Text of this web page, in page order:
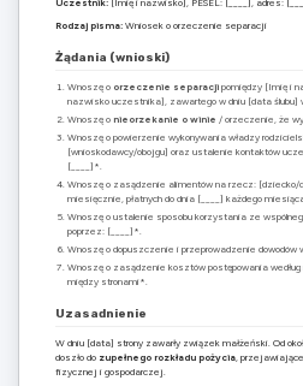
Rodzaj pisma: Wniosek o orzeczenie separacji
Żądania (wnioski)
Wnoszę o orzeczenie separacji pomiędzy [Imię i
nazwisko uczestnika], zawartego w dniu [data ślubu]
Wnoszę o nieorzekanie o winie / orzeczenie, że
Wnoszę o powierzenie wykonywania władzy
[wnioskodawcy/obojgu] oraz ustalenie kontaktów
[____]*.
Wnoszę o zasądzenie alimentów na rzecz: [dziecko/
miesięcznie, płatnych do dnia [____] każdego
Wnoszę o ustalenie sposobu korzystania ze
poprzez: [____]*.
Wnoszę o dopuszczenie i przeprowadzenie dowodów
Wnoszę o zasądzenie kosztów postępowania
między stronami*.
Uzasadnienie
W dniu [data] strony zawarły związek małżeński. Od
doszło do zupełnego rozkładu pożycia ,
fizycznej i gospodarczej.